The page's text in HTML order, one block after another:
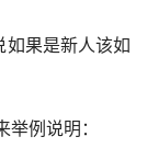
果是新人该如
例说明：